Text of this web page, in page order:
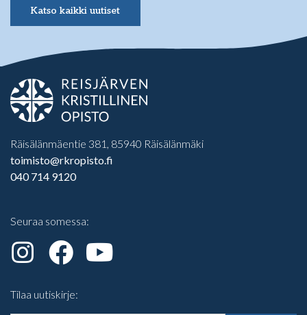
Katso kaikki uutiset
Räisälänmäentie 381, 85940 Räisälänmäki
toimisto@rkropisto.fi
040 714 9120
Seuraa somessa:
Tilaa uutiskirje: